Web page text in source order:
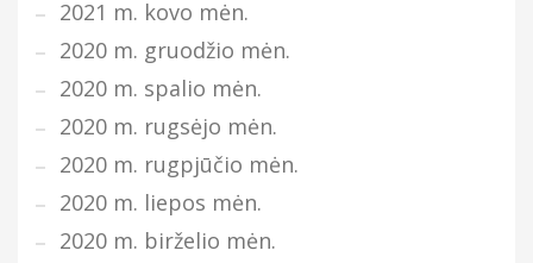
2021 m. kovo mėn.
2020 m. gruodžio mėn.
2020 m. spalio mėn.
2020 m. rugsėjo mėn.
2020 m. rugpjūčio mėn.
2020 m. liepos mėn.
2020 m. birželio mėn.